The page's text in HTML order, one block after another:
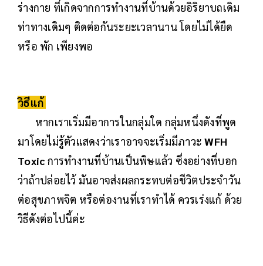
ร่างกาย ที่เกิดจากการทำงานที่บ้านด้วยอิริยาบถเดิม
ท่าทางเดิมๆ ติดต่อกันระยะเวลานาน โดยไม่ได้ยืด
หรือ พัก เพียงพอ
วิธีแก้
หากเราเริ่มมีอาการในกลุ่มใด กลุ่มหนึ่งดังที่พูด
มาโดยไม่รู้ตัวแสดงว่าเราอาจจะเริ่มมีภาวะWFH
Toxic การทำงานที่บ้านเป็นพิษแล้ว ซึ่งอย่างที่บอก
ว่าถ้าปล่อยไว้ มันอาจส่งผลกระทบต่อชีวิตประจำวัน
ต่อสุขภาพจิต หรือต่องานที่เราทำได้ ควรเร่งแก้ ด้วย
วิธีดังต่อไปนี้ค่ะ